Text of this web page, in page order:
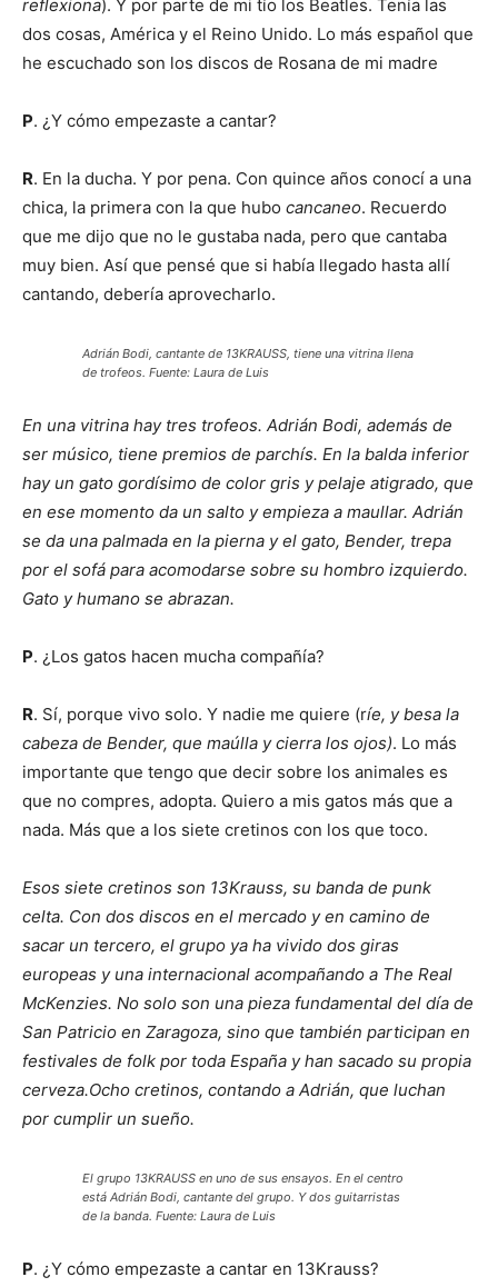
reflexiona). Y por parte de mi tío los Beatles. Tenía las
dos cosas, América y el Reino Unido. Lo más español que
he escuchado son los discos de Rosana de mi madre
P. ¿Y cómo empezaste a cantar?
R. En la ducha. Y por pena. Con quince años conocí a una
chica, la primera con la que hubo cancaneo. Recuerdo
que me dijo que no le gustaba nada, pero que cantaba
muy bien. Así que pensé que si había llegado hasta allí
cantando, debería aprovecharlo.
Adrián Bodi, cantante de 13KRAUSS, tiene una vitrina llena
de trofeos. Fuente: Laura de Luis
En una vitrina hay tres trofeos. Adrián Bodi, además de
ser músico, tiene premios de parchís. En la balda inferior
hay un gato gordísimo de color gris y pelaje atigrado, que
en ese momento da un salto y empieza a maullar. Adrián
se da una palmada en la pierna y el gato, Bender, trepa
por el sofá para acomodarse sobre su hombro izquierdo.
Gato y humano se abrazan.
P. ¿Los gatos hacen mucha compañía?
R. Sí, porque vivo solo. Y nadie me quiere (ríe, y besa la
cabeza de Bender, que maúlla y cierra los ojos). Lo más
importante que tengo que decir sobre los animales es
que no compres, adopta. Quiero a mis gatos más que a
nada. Más que a los siete cretinos con los que toco.
Esos siete cretinos son 13Krauss, su banda de punk
celta. Con dos discos en el mercado y en camino de
sacar un tercero, el grupo ya ha vivido dos giras
europeas y una internacional acompañando a The Real
McKenzies. No solo son una pieza fundamental del día de
San Patricio en Zaragoza, sino que también participan en
festivales de folk por toda España y han sacado su propia
cerveza.Ocho cretinos, contando a Adrián, que luchan
por cumplir un sueño.
El grupo 13KRAUSS en uno de sus ensayos. En el centro
está Adrián Bodi, cantante del grupo. Y dos guitarristas
de la banda. Fuente: Laura de Luis
P. ¿Y cómo empezaste a cantar en 13Krauss?